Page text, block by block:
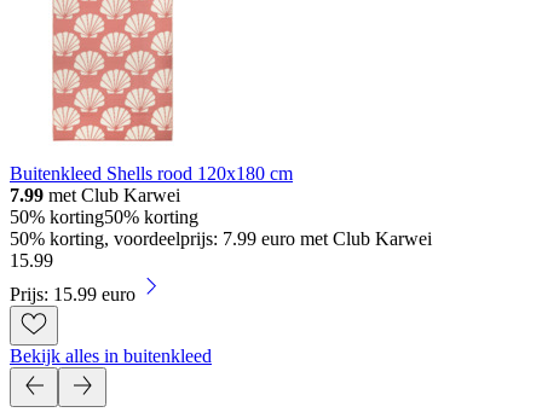
Buitenkleed Shells rood 120x180 cm
7.99 met Club Karwei
50% korting50% korting
50% korting, voordeelprijs: 7.99 euro met Club Karwei
15.99
Prijs: 15.99 euro
Bekijk alles in buitenkleed